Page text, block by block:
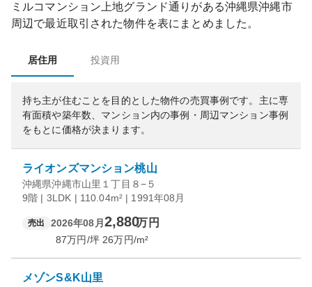
ミルコマンション上地グランド通り がある沖縄県沖縄市
周辺で最近取引された物件を表にまとめました。
居住用 投資用
持ち主が住むことを目的とした物件の売買事例です。 主に専
有面積や築年数、マンション内の事例・周辺マンション事例
をもとに価格が決まります。
ライオンズマンション桃山
沖縄県沖縄市山里１丁目８−５
9階 | 3LDK | 110.04m² | 1991年08月
売出 2026年08月 2,880万円
87万円/坪 26万円/m²
メゾンS&K山里